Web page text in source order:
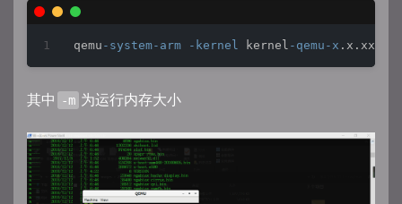
qemu -system-arm -kernel kernel -qemu -x .x.xx文件
其中 -m 为运行内存大小